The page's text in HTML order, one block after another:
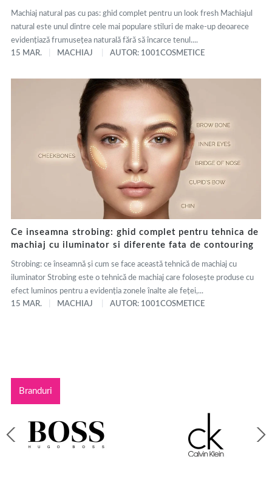
Machiaj natural pas cu pas: ghid complet pentru un look fresh Machiajul
natural este unul dintre cele mai populare stiluri de make-up deoarece
evidențiază frumusețea naturală fără să încarce tenul....
15 MAR.
MACHIAJ AUTOR: 1001COSMETICE
Ce inseamna strobing: ghid complet pentru tehnica de
machiaj cu iluminator si diferente fata de contouring
Strobing: ce înseamnă și cum se face această tehnică de machiaj cu
iluminator Strobing este o tehnică de machiaj care folosește produse cu
efect luminos pentru a evidenția zonele înalte ale feței,...
15 MAR.
MACHIAJ AUTOR: 1001COSMETICE
Branduri